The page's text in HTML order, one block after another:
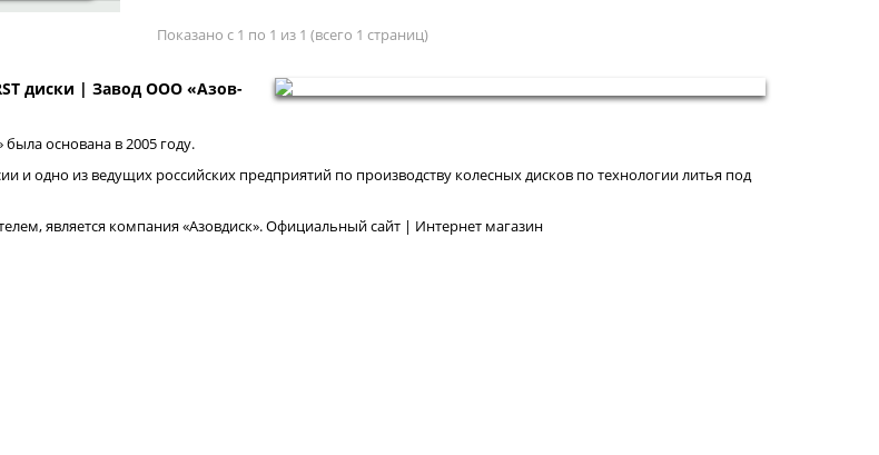
Показано с 1 по 1 из 1 (всего 1 страниц)
диски | Завод ООО «Азов-
основана в 2005 году.
и одно из ведущих российских предприятий по производству колесных дисков по технологии литья под
является компания «Азовдиск». Официальный сайт | Интернет магазин